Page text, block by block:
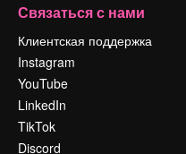
Связаться с нами
Клиентская поддержка
Instagram
YouTube
LinkedIn
TikTok
Discord